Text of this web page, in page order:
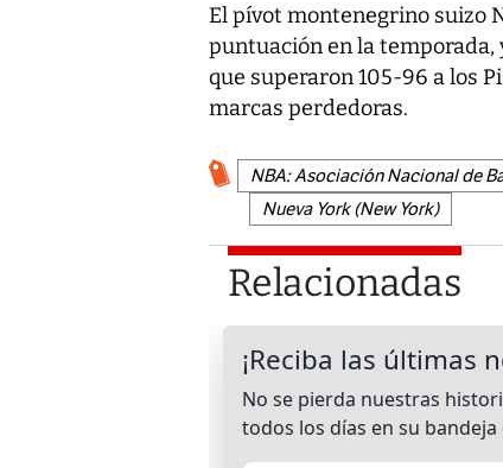
El pívot montenegrino suizo
puntuación en la temporada,
que superaron 105-96 a los
marcas perdedoras.
NBA: Asociación Nacional de
Nueva York (New York)
Relacionadas